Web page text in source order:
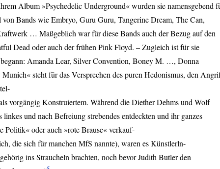
Album »Psychedelic Underground« wurden sie namensgebend
Bands wie Embryo, Guru Guru, Tangerine Dream, The Can,
… Maßgeblich war für diese Bands auch der Bezug auf den
Dead oder auch der frühen Pink Floyd. – Zugleich ist für sie
Amanda Lear, Silver Convention, Boney M. …, Donna
steht für das Versprechen des puren Hedonismus, den
vorgängig Konstruiertem. Während die Diether Dehms und Wolf
und nach Befreiung strebendes entdeckten und ihr ganzes
Politik« oder auch »rote Brause« verkauf-
die sich für manchen MfS nannte), waren es Künstlerln-
ins Straucheln brachten, noch bevor Judith Butler den